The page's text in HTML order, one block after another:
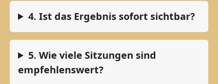
4. Ist das Ergebnis sofort sichtbar?
5. Wie viele Sitzungen sind
empfehlenswert?